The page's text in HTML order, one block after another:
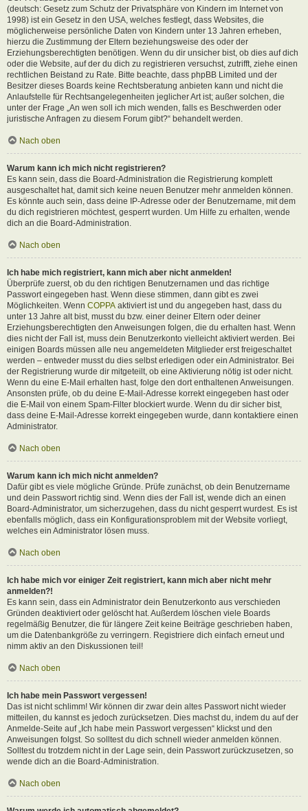
(deutsch: Gesetz zum Schutz der Privatsphäre von Kindern im Internet von
1998) ist ein Gesetz in den USA, welches festlegt, dass Websites, die
möglicherweise persönliche Daten von Kindern unter 13 Jahren erheben,
hierzu die Zustimmung der Eltern beziehungsweise des oder der
Erziehungsberechtigten benötigen. Wenn du dir unsicher bist, ob dies auf dich
oder die Website, auf der du dich zu registrieren versuchst, zutrifft, ziehe einen
rechtlichen Beistand zu Rate. Bitte beachte, dass phpBB Limited und der
Besitzer dieses Boards keine Rechtsberatung anbieten kann und nicht die
Anlaufstelle für Rechtsangelegenheiten jeglicher Art ist; außer solchen, die
unter der Frage „An wen soll ich mich wenden, falls es Beschwerden oder
juristische Anfragen zu diesem Forum gibt?“ behandelt werden.
Nach oben
Warum kann ich mich nicht registrieren?
Es kann sein, dass die Board-Administration die Registrierung komplett
ausgeschaltet hat, damit sich keine neuen Benutzer mehr anmelden können.
Es könnte auch sein, dass deine IP-Adresse oder der Benutzername, mit dem
du dich registrieren möchtest, gesperrt wurden. Um Hilfe zu erhalten, wende
dich an die Board-Administration.
Nach oben
Ich habe mich registriert, kann mich aber nicht anmelden!
Überprüfe zuerst, ob du den richtigen Benutzernamen und das richtige
Passwort eingegeben hast. Wenn diese stimmen, dann gibt es zwei
Möglichkeiten. Wenn COPPA aktiviert ist und du angegeben hast, dass du
unter 13 Jahre alt bist, musst du bzw. einer deiner Eltern oder deiner
Erziehungsberechtigten den Anweisungen folgen, die du erhalten hast. Wenn
dies nicht der Fall ist, muss dein Benutzerkonto vielleicht aktiviert werden. Bei
einigen Boards müssen alle neu angemeldeten Mitglieder erst freigeschaltet
werden – entweder musst du dies selbst erledigen oder ein Administrator. Bei
der Registrierung wurde dir mitgeteilt, ob eine Aktivierung nötig ist oder nicht.
Wenn du eine E-Mail erhalten hast, folge den dort enthaltenen Anweisungen.
Ansonsten prüfe, ob du deine E-Mail-Adresse korrekt eingegeben hast oder
die E-Mail von einem Spam-Filter blockiert wurde. Wenn du dir sicher bist,
dass deine E-Mail-Adresse korrekt eingegeben wurde, dann kontaktiere einen
Administrator.
Nach oben
Warum kann ich mich nicht anmelden?
Dafür gibt es viele mögliche Gründe. Prüfe zunächst, ob dein Benutzername
und dein Passwort richtig sind. Wenn dies der Fall ist, wende dich an einen
Board-Administrator, um sicherzugehen, dass du nicht gesperrt wurdest. Es ist
ebenfalls möglich, dass ein Konfigurationsproblem mit der Website vorliegt,
welches ein Administrator lösen muss.
Nach oben
Ich habe mich vor einiger Zeit registriert, kann mich aber nicht mehr
anmelden?!
Es kann sein, dass ein Administrator dein Benutzerkonto aus verschieden
Gründen deaktiviert oder gelöscht hat. Außerdem löschen viele Boards
regelmäßig Benutzer, die für längere Zeit keine Beiträge geschrieben haben,
um die Datenbankgröße zu verringern. Registriere dich einfach erneut und
nimm aktiv an den Diskussionen teil!
Nach oben
Ich habe mein Passwort vergessen!
Das ist nicht schlimm! Wir können dir zwar dein altes Passwort nicht wieder
mitteilen, du kannst es jedoch zurücksetzen. Dies machst du, indem du auf der
Anmelde-Seite auf „Ich habe mein Passwort vergessen“ klickst und den
Anweisungen folgst. So solltest du dich schnell wieder anmelden können.
Solltest du trotzdem nicht in der Lage sein, dein Passwort zurückzusetzen, so
wende dich an die Board-Administration.
Nach oben